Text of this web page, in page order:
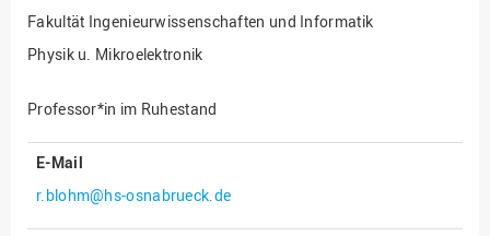
Sozialwissenschaften
Finanzen
Forschung, Kooperation,
Drittmittel
Gebäude und Technik
Gesellschaftliches
Fakultät Ingenieurwissenschaften und Informatik
Physik u. Mikroelektronik
Professor*in im Ruhestand
E-Mail
r.blohm@hs-osnabrueck.de